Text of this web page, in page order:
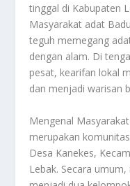
tinggal di Kabupaten
Masyarakat adat
teguh memegang
dengan alam. Di
pesat, kearifan lokal
dan menjadi warisan
Mengenal
merupakan
Desa Kanekes,
Lebak. Secara